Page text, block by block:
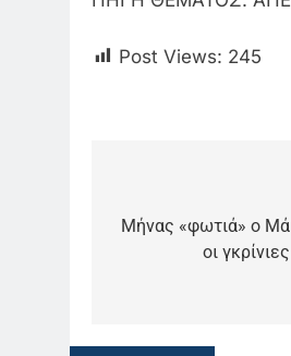
Post Views: 245
άρθρων
Μήνας «φωτιά» ο
οι
Ο